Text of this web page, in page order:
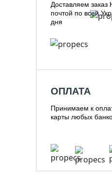
Доставляем заказ
почтой по всей
дня
ОПЛАТА
Принимаем к
карты любых